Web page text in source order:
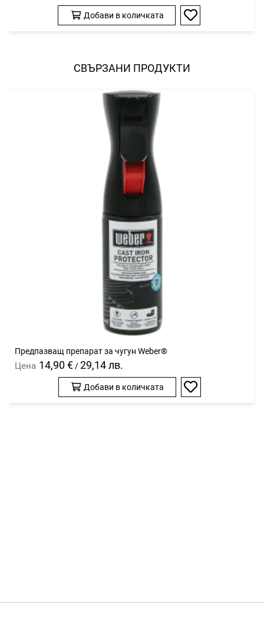
Добави в количката
Добави
СВЪРЗАНИ ПРОДУКТИ
Предпазващ препарат за чугун Weber®
Цена 14,90 €/29,14 лв.
Добави в количката
Добави